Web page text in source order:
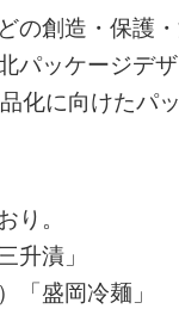
の創造・保護
パッケージデ
化に向けたパ
り。
升漬」
「盛岡冷麺」